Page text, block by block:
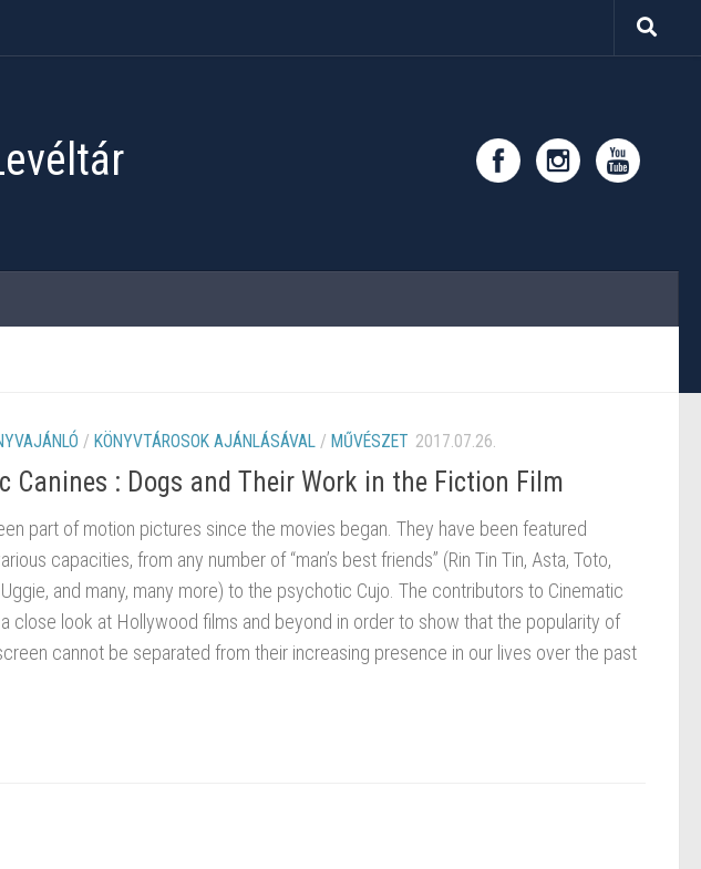
/ KÖNYVTÁROSOK AJÁNLÁSÁVAL / MŰVÉSZET 2017.07.26.
Canines : Dogs and Their Work in the Fiction Film
part of motion pictures since the movies began. They have been featured
capacities, from any number of “man’s best friends” (Rin Tin Tin, Asta, Toto,
Uggie, and many, many more) to the psychotic Cujo. The contributors to Cinematic
close look at Hollywood films and beyond in order to show that the popularity of
cannot be separated from their increasing presence in our lives over the past